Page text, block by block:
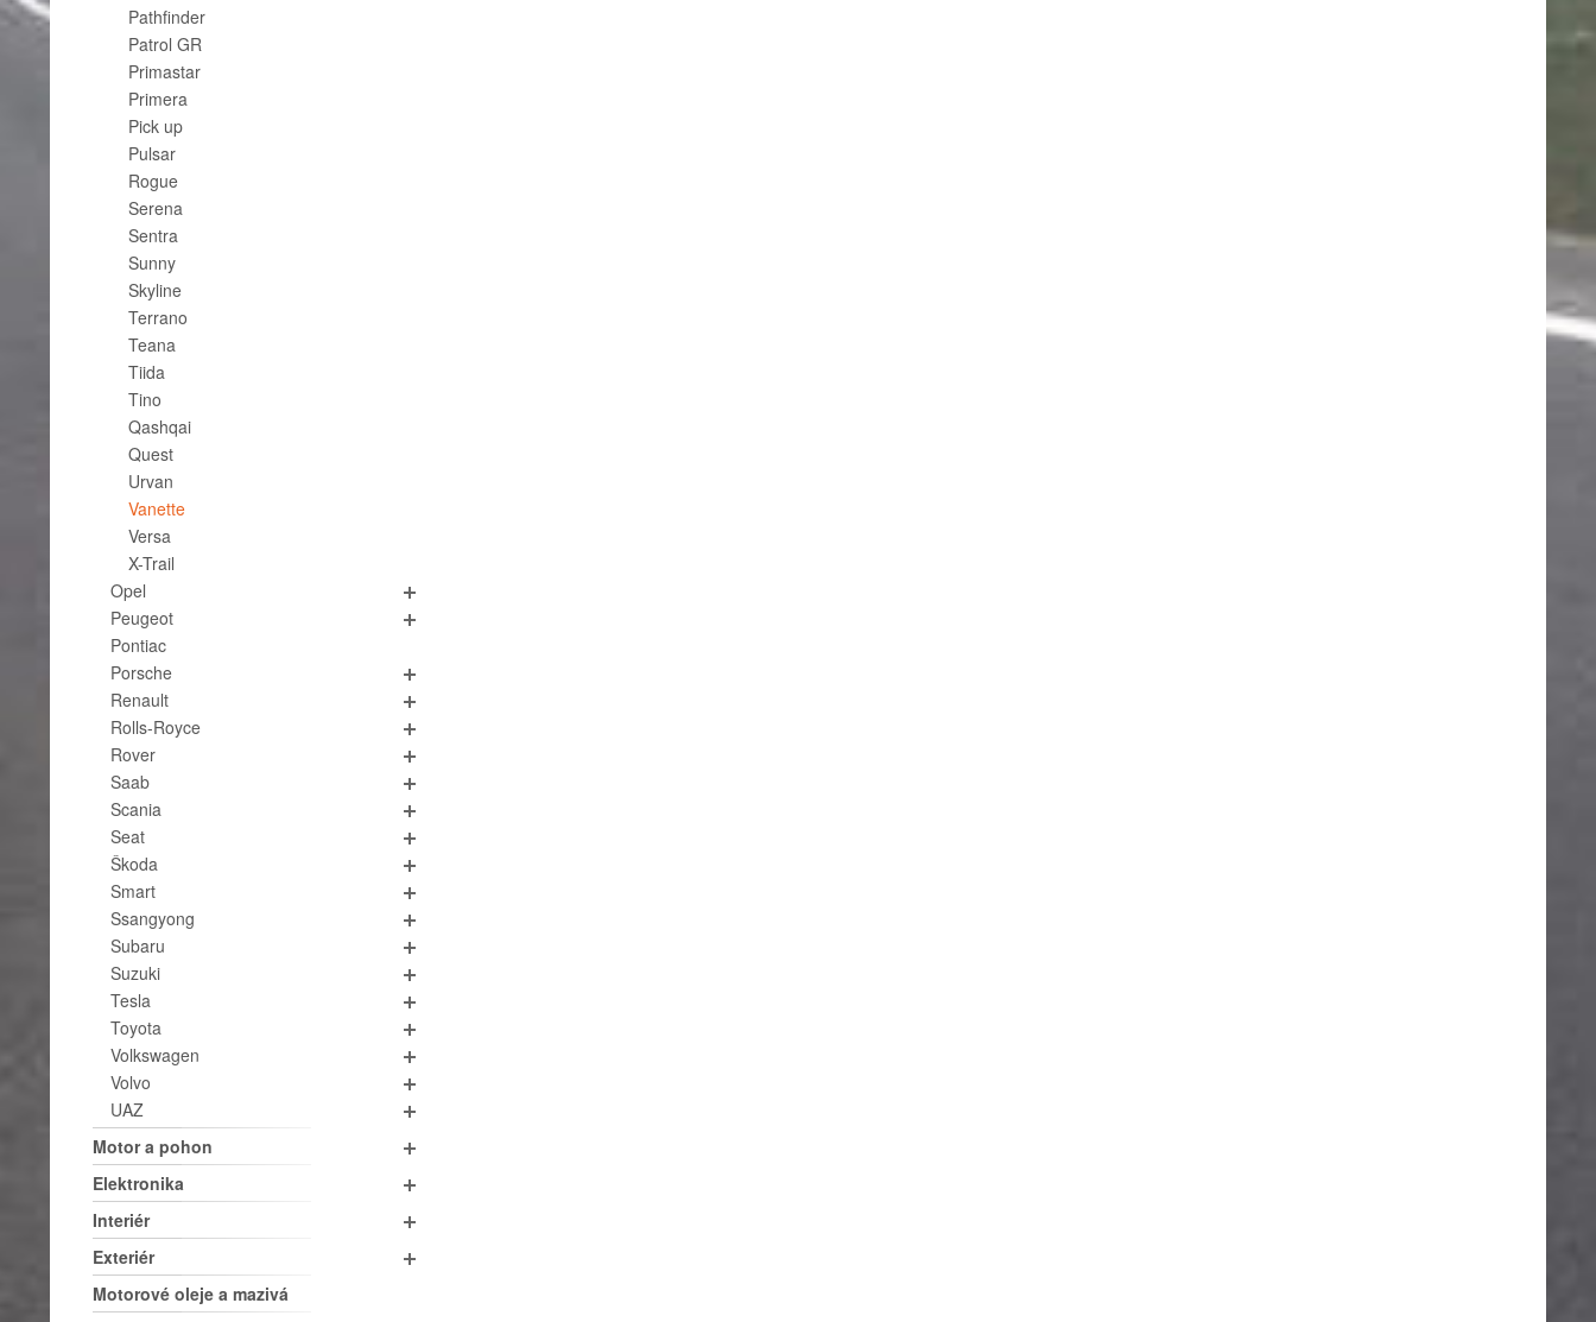
Pathfinder
Patrol GR
Primastar
Primera
Pick up
Pulsar
Rogue
Serena
Sentra
Sunny
Skyline
Terrano
Teana
Tiida
Tino
Qashqai
Quest
Urvan
Vanette
Versa
X-Trail
Opel
Peugeot
Pontiac
Porsche
Renault
Rolls-Royce
Rover
Saab
Scania
Seat
Škoda
Smart
Ssangyong
Subaru
Suzuki
Tesla
Toyota
Volkswagen
Volvo
UAZ
Motor a pohon
Elektronika
Interiér
Exteriér
Motorové oleje a mazivá